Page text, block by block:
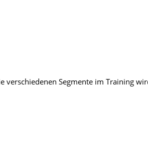
Segmente im Training